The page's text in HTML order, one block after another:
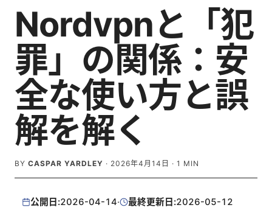
Nordvpnと「犯
罪」の関係：安
全な使い方と誤
解を解く
BY CASPAR YARDLEY · 2026年4月14日 · 1 MIN
公開日:2026-04-14· 最終更新日:2026-05-12